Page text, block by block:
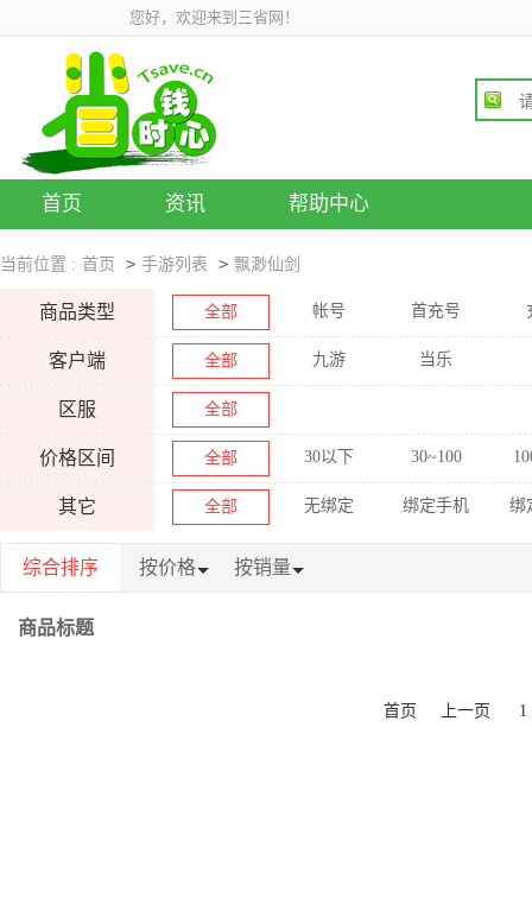
您好，欢迎来到三省网！
首页 资讯 帮助中心
当前位置 : 首页 > 手游列表 > 飘渺仙剑
商品类型 全部 帐号 首充号
客户端 全部 九游 当乐
区服 全部
价格区间 全部 30以下 30~100
其它 全部 无绑定 绑定手机 绑
综合排序 按价格 按销量
商品标题
首页 上一页 1